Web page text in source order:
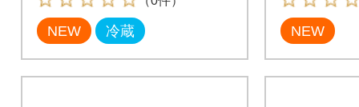
NEW 冷蔵 NEW